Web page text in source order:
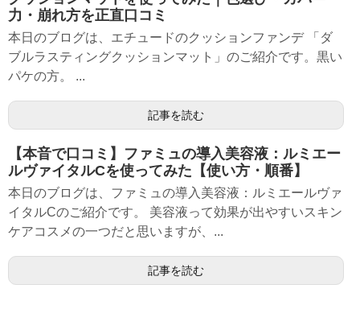
力・崩れ方を正直口コミ
本日のブログは、エチュードのクッションファンデ 「ダ
ブルラスティングクッションマット」のご紹介です。黒い
パケの方。 ...
記事を読む
【本音で口コミ】ファミュの導入美容液：ルミエー
ルヴァイタルCを使ってみた【使い方・順番】
本日のブログは、ファミュの導入美容液：ルミエールヴァ
イタルCのご紹介です。 美容液って効果が出やすいスキン
ケアコスメの一つだと思いますが、...
記事を読む